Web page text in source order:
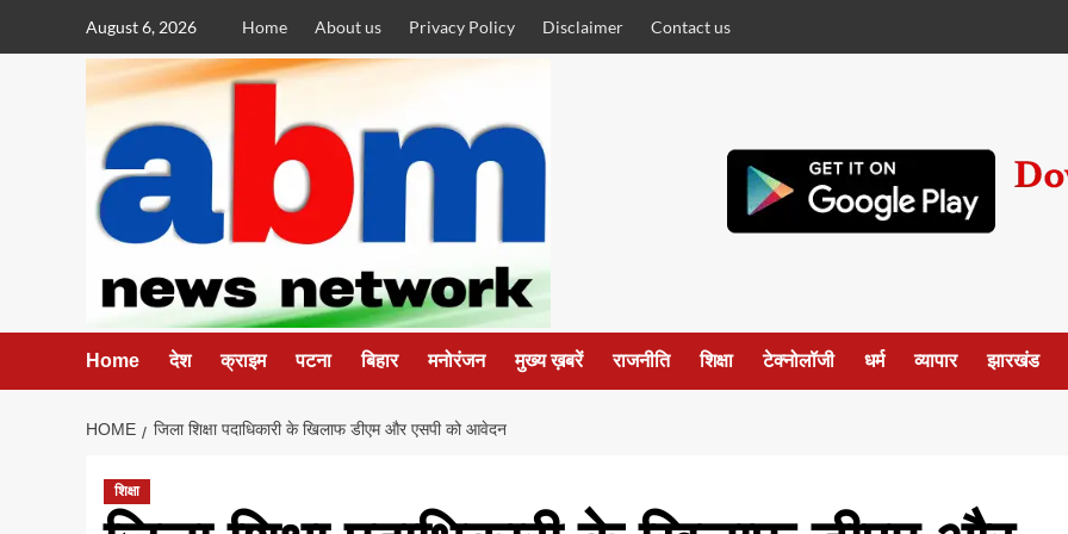
August 6, 2026 Home About us Privacy Policy Disclaimer Contact us
Home देश क्राइम पटना बिहार मनोरंजन मुख्य ख़बरें राजनीति शिक्षा टेक्नोलॉजी धर्म व्यापार झारखंड
HOME जिला शिक्षा पदाधिकारी के खिलाफ डीएम और एसपी को आवेदन
शिक्षा